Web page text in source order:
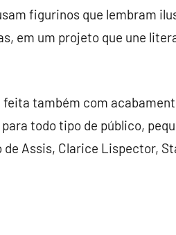
figurinos que lembram
em um projeto que une
feita também com
todo tipo de público,
Assis, Clarice Lispector,